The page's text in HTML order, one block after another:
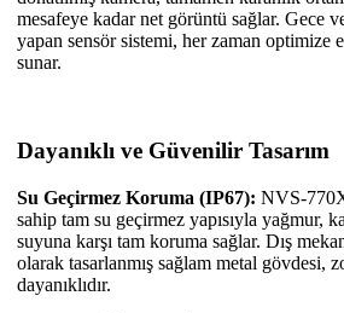
mesafeye kadar net görüntü sağlar. Gece
yapan sensör sistemi, her zaman optimize
sunar.
Dayanıklı ve Güvenilir Tasarım
Su Geçirmez Koruma (IP67): NVS-
sahip tam su geçirmez yapısıyla yağmur,
suyuna karşı tam koruma sağlar. Dış
olarak tasarlanmış sağlam metal gövdesi,
dayanıklıdır.